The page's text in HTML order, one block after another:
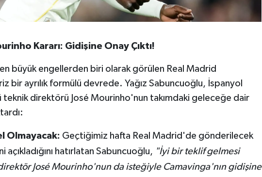
Kararı: Gidişine Onay Çıktı!
büyük engellerden biri olarak görülen Real Madrid
bir ayrılık formülü devrede. Yağız Sabuncuoğlu, İspanyol
teknik direktörü José Mourinho'nun takımdaki geleceğe dair
Olmayacak: Geçtiğimiz hafta Real Madrid'de gönderilecek
açıkladığını hatırlatan Sabuncuoğlu, "İyi bir teklif gelmesi
José Mourinho'nun da isteğiyle Camavinga'nın gidişine